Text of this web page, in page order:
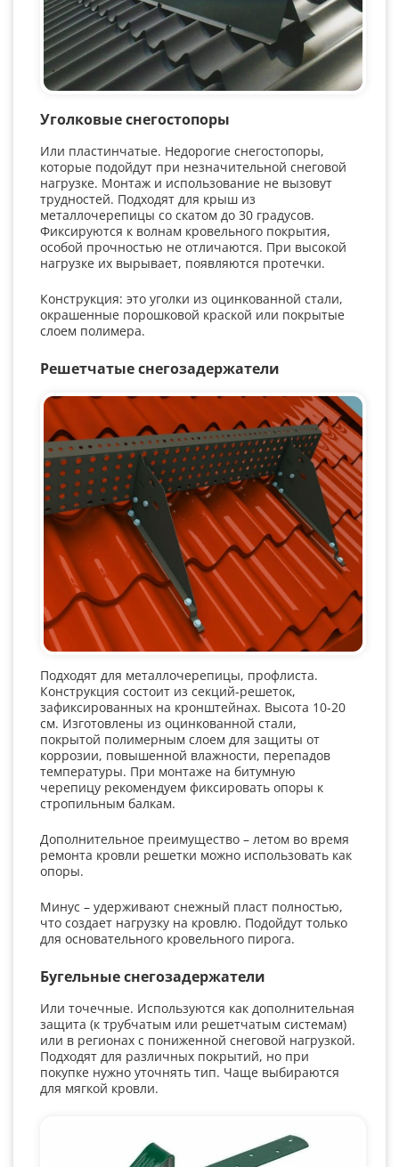
Уголковые снегостопоры
Или пластинчатые. Недорогие снегостопоры,
которые подойдут при незначительной снеговой
нагрузке. Монтаж и использование не вызовут
трудностей. Подходят для крыш из
металлочерепицы со скатом до 30 градусов.
Фиксируются к волнам кровельного покрытия,
особой прочностью не отличаются. При высокой
нагрузке их вырывает, появляются протечки.
Конструкция: это уголки из оцинкованной стали,
окрашенные порошковой краской или покрытые
слоем полимера.
Решетчатые снегозадержатели
Подходят для металлочерепицы, профлиста.
Конструкция состоит из секций-решеток,
зафиксированных на кронштейнах. Высота 10-20
см. Изготовлены из оцинкованной стали,
покрытой полимерным слоем для защиты от
коррозии, повышенной влажности, перепадов
температуры. При монтаже на битумную
черепицу рекомендуем фиксировать опоры к
стропильным балкам.
Дополнительное преимущество – летом во время
ремонта кровли решетки можно использовать как
опоры.
Минус – удерживают снежный пласт полностью,
что создает нагрузку на кровлю. Подойдут только
для основательного кровельного пирога.
Бугельные снегозадержатели
Или точечные. Используются как дополнительная
защита (к трубчатым или решетчатым системам)
или в регионах с пониженной снеговой нагрузкой.
Подходят для различных покрытий, но при
покупке нужно уточнять тип. Чаще выбираются
для мягкой кровли.